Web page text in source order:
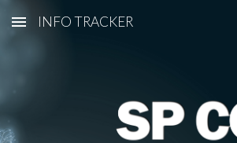
Skip to main content
INFO TRACKER